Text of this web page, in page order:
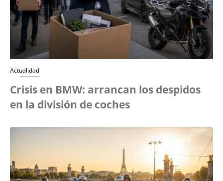
Actualidad
Crisis en BMW: arrancan los despidos
en la división de coches